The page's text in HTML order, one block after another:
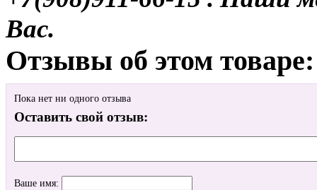
Вас.
Отзывы об этом товаре:
Пока нет ни одного отзыва
Оставить свой отзыв:
Ваше имя: